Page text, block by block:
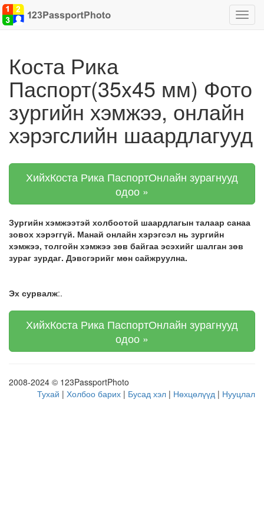
Коста Рика
Паспорт(35x45 мм) Фото
зургийн хэмжээ, онлайн
хэрэгслийн шаардлагууд
ХийхКоста Рика ПаспортОнлайн зурагнууд
одоо »
Зургийн хэмжээтэй холбоотой шаардлагын талаар санаа
зовох хэрэггүй. Манай онлайн хэрэгсэл нь зургийн
хэмжээ, толгойн хэмжээ зөв байгаа эсэхийг шалган зөв
зураг зурдаг. Дэвсгэрийг мөн сайжруулна.
Эх сурвалж:.
ХийхКоста Рика ПаспортОнлайн зурагнууд
одоо »
2008-2024 © 123PassportPhoto
Тухай | Холбоо барих | Бусад хэл | Нөхцөлүүд | Нууцлал